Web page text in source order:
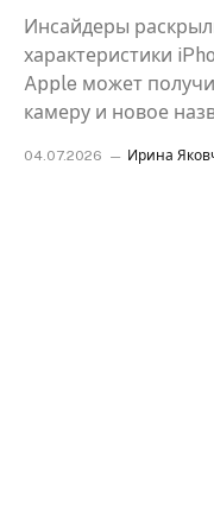
Инсайдеры
характеристики
Apple может
камеру и новое
04.07.2026 Ирина